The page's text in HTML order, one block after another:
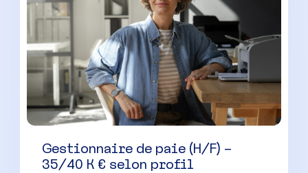
Gestionnaire de paie (H/F) –
35/40 K € selon profil